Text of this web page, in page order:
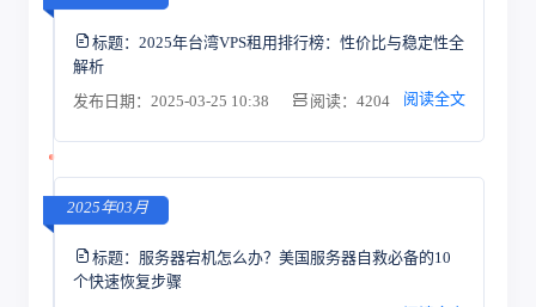
标题： 2025年台湾VPS租用排行榜：性价比与稳定性全
解析
发布日期：2025-03-25 10:38
阅读：4204 阅读全文
2025年03月
标题： 服务器宕机怎么办？美国服务器自救必备的10
个快速恢复步骤